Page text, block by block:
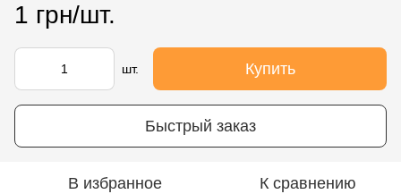
1 грн/шт.
шт. Купить
Быстрый заказ
В избранное К сравнению